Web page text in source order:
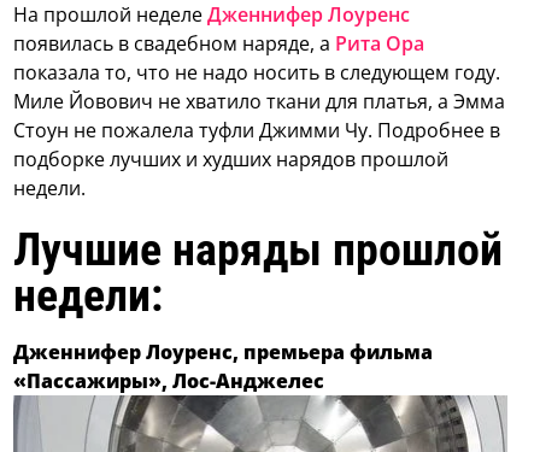
На прошлой неделеДженнифер Лоуренс
появилась в свадебном наряде, а Рита Ора
показала то, что не надо носить в следующем году.
Миле Йовович не хватило ткани для платья, а Эмма
Стоун не пожалела туфли Джимми Чу. Подробнее в
подборке лучших и худших нарядов прошлой
недели.
Лучшие наряды прошлой
недели:
Дженнифер Лоуренс, премьера фильма
«Пассажиры», Лос-Анджелес